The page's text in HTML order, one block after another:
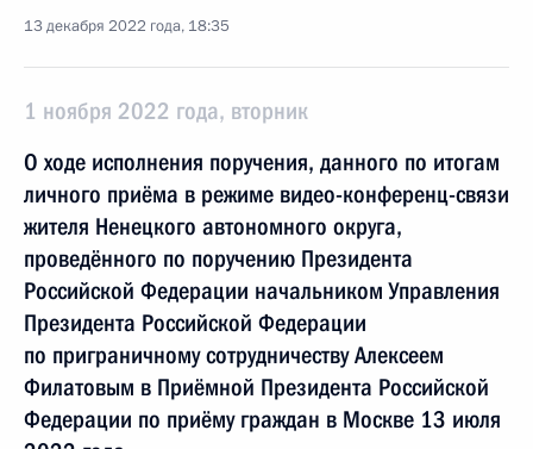
13 декабря 2022 года, 18:35
1 ноября 2022 года, вторник
О ходе исполнения поручения, данного по итогам
личного приёма в режиме видео-конференц-связи
жителя Ненецкого автономного округа,
проведённого по поручению Президента
Российской Федерации начальником Управления
Президента Российской Федерации
по приграничному сотрудничеству Алексеем
Филатовым в Приёмной Президента Российской
Федерации по приёму граждан в Москве 13 июля